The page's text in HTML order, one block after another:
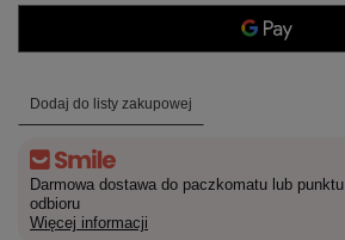
Dodaj do listy zakupowej
Darmowa dostawa do paczkomatu lub punktu
odbioru
Więcej informacji